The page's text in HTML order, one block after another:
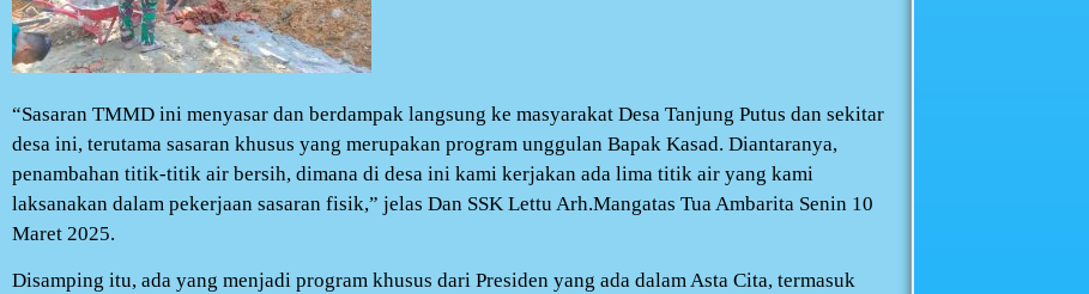
“Sasaran TMMD ini menyasar dan berdampak langsung ke masyarakat Desa Tanjung Putus dan sekitar
desa ini, terutama sasaran khusus yang merupakan program unggulan Bapak Kasad. Diantaranya,
penambahan titik-titik air bersih, dimana di desa ini kami kerjakan ada lima titik air yang kami
laksanakan dalam pekerjaan sasaran fisik,” jelas Dan SSK Lettu Arh.Mangatas Tua Ambarita Senin 10
Maret 2025.
Disamping itu, ada yang menjadi program khusus dari Presiden yang ada dalam Asta Cita, termasuk